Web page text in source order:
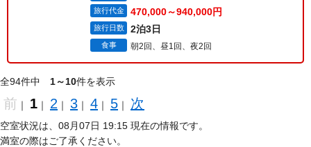
旅行代金 470,000～940,000円
旅行日数 2泊3日
食事 朝2回、昼1回、夜2回
全94件中 1～10件を表示
前 ｜ 1 ｜ 2 ｜ 3 ｜ 4 ｜ 5 ｜ 次
空室状況は、08月07日 19:15 現在の情報です。
満室の際はご了承ください。